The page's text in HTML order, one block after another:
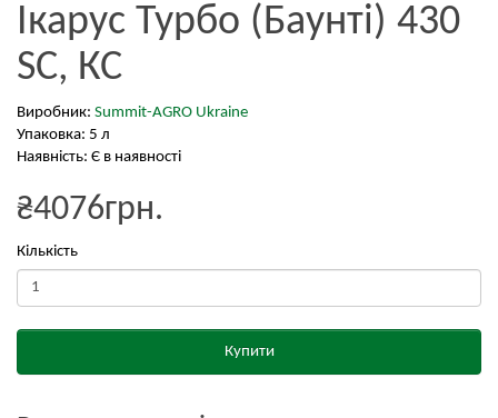
Ікарус Турбо (Баунті) 430
SC, КС
Виробник: Summit-AGRO Ukraine
Упаковка: 5 л
Наявність: Є в наявності
₴4076грн.
Кількість
Купити